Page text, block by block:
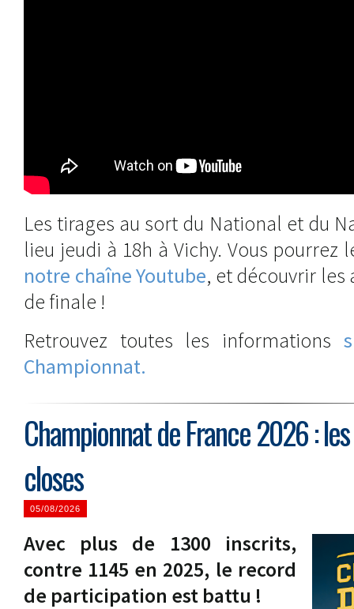
Les tirages au sort du National et du
lieu jeudi à 18h à Vichy. Vous
notre chaîne Youtube, et découvrir les
de finale !
Retrouvez toutes les informations
Championnat.
Championnat de France 2026 :
closes
05/08/2026
Avec plus de 1300 inscrits,
contre 1145 en 2025, le record
de participation est battu !